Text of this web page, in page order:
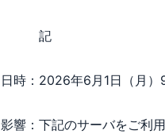
記
日時：2026年6月1日（月
影響：下記のサーバをご利